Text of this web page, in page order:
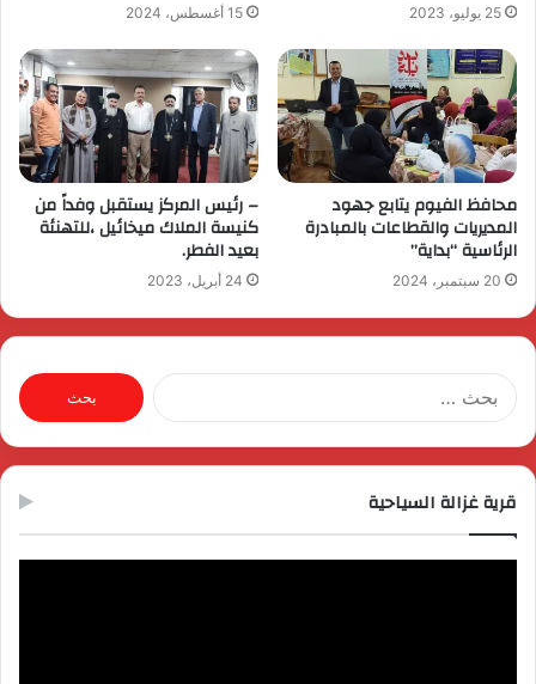
25 يوليو، 2023 15 أغسطس، 2024
محافظ الفيوم يتابع جهود
المديريات والقطاعات بالمبادرة
الرئاسية “بداية”
20 سبتمبر، 2024
– رئيس المركز يستقبل وفداً من
كنيسة الملاك ميخائيل ،للتهنئة
بعيد الفطر.
24 أبريل، 2023
البحث
عن:
قرية غزالة السياحية